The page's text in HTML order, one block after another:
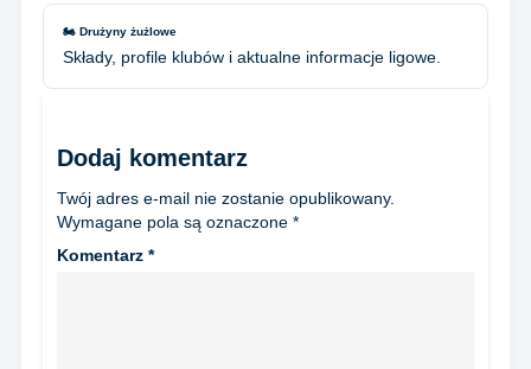
🏍️ Drużyny żużlowe
Składy, profile klubów i aktualne informacje ligowe.
Dodaj komentarz
Twój adres e-mail nie zostanie opublikowany.
Wymagane pola są oznaczone *
Komentarz *